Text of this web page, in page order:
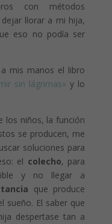
con métodos
llorar a mi hija,
eso no podía ser
mis manos el libro
sin lágrimas» y lo
los niños, la función
se producen, me
soluciones para
el colecho, para
y no llegar a
que produce
sueño. El saber que
despertase tan a